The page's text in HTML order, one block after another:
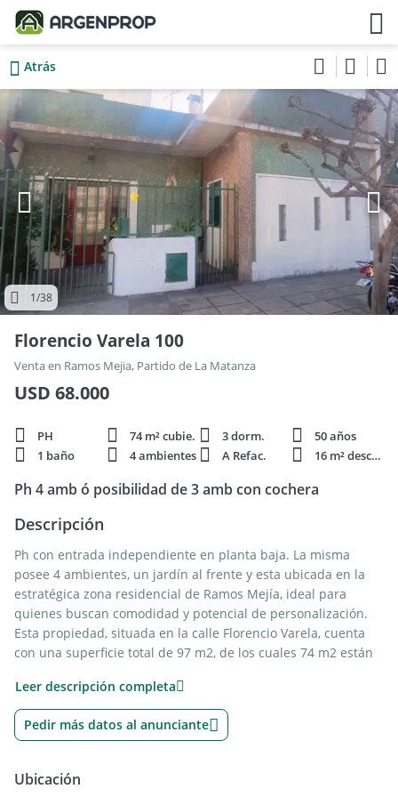
Atrás
1/38
Florencio Varela 100
Venta en Ramos Mejia, Partido de La Matanza
USD 68.000
PH 74 m² cubie. 3 dorm.
50 años
1 baño
4 ambientes A Refac. 16 m² descub.
Ph 4 amb ó posibilidad de 3 amb con cochera
Descripción
Ph con entrada independiente en planta baja. La misma
posee 4 ambientes, un jardín al frente y esta ubicada en la
estratégica zona residencial de Ramos Mejía, ideal para
quienes buscan comodidad y potencial de personalización.
Esta propiedad, situada en la calle Florencio Varela, cuenta
con una superficie total de 97 m2, de los cuales 74 m2 están
Al ingresar, te recibe un amplio living comedor al frente, que
garantiza buena luminosidad. La cocina es de diseño original,
según gustos personales.
Leer descripción completa
Pedir más datos al anunciante
Ubicación